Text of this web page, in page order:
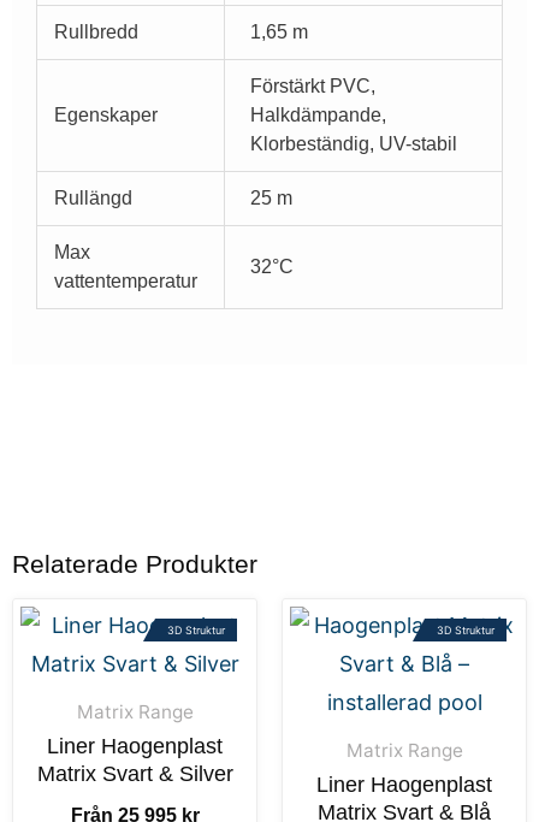
Rullbredd 1,65 m
Egenskaper
Förstärkt PVC,
Halkdämpande,
Klorbeständig, UV-stabil
Rullängd 25 m
Max
vattentemperatur
32°C
Relaterade Produkter
3D Struktur
Matrix Range
Liner Haogenplast
Matrix Svart & Silver
Från 25 995 kr
3D Struktur
Matrix Range
Liner Haogenplast
Matrix Svart & Blå